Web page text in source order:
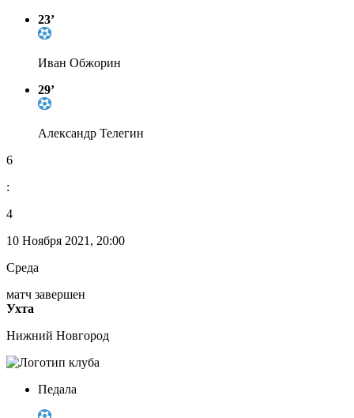
23’
Иван Обжорин
29’
Александр Телегин
6
:
4
10 Ноября 2021, 20:00
Среда
матч завершен
Ухта
Нижний Новгород
Педала